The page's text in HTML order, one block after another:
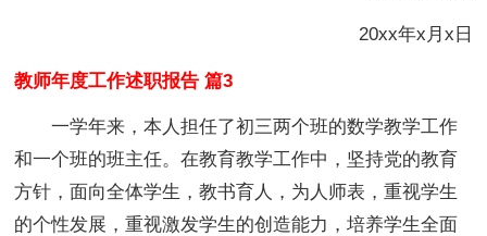
20xx年x月x日
教师年度工作述职报告 篇3
一学年来，本人担任了初三两个班的数学教学工作
和一个班的班主任。在教育教学工作中，坚持党的教育
方针，面向全体学生，教书育人，为人师表，重视学生
的个性发展，重视激发学生的创造能力，培养学生全面